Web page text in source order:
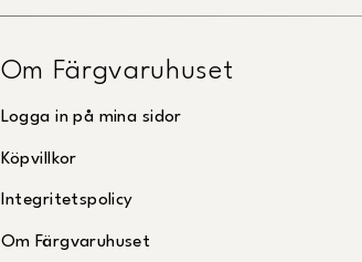
Om Färgvaruhuset
Logga in på mina sidor
Köpvillkor
Integritetspolicy
Om Färgvaruhuset